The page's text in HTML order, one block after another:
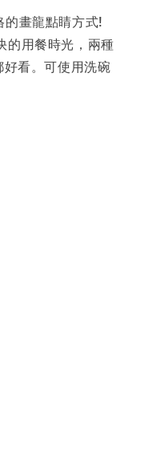
畫龍點睛方式!
的用餐時光，兩種
看。可使用洗碗